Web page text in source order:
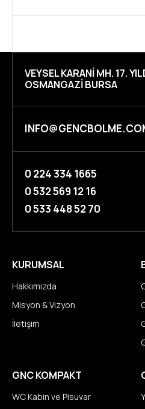
VEYSEL KARANI MH. 17.
OSMANGAZI BURSA
0 224 334 1665
0 532 569 12 16
0 533 448 52 70
KURUMSAL
Hakkımızda
Misyon & Vizyon
İletişim
GNC KOMPAKT
WC Kabin ve Pisuvar